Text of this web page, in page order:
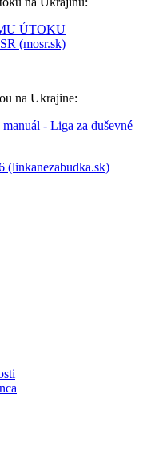
ÚTOKU
(mosr.sk)
na Ukrajine:
- Liga za duševné
(linkanezabudka.sk)